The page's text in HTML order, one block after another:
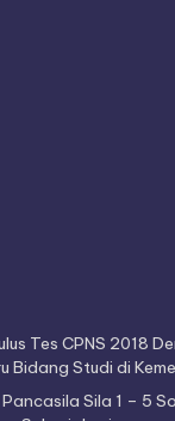
Tes CPNS 2018
Bidang Studi di
Sila 1 – 5